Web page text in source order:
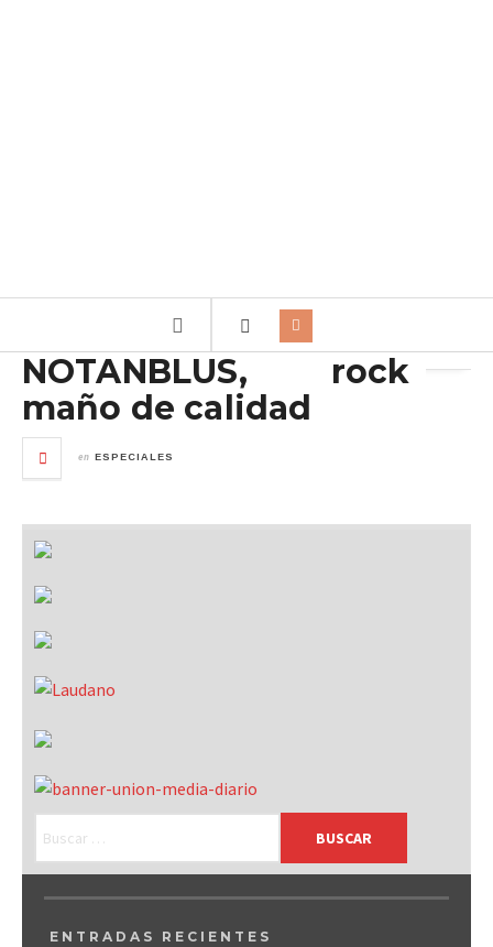
NOTANBLUS, rock
maño de calidad
en ESPECIALES
ENTRADAS RECIENTES